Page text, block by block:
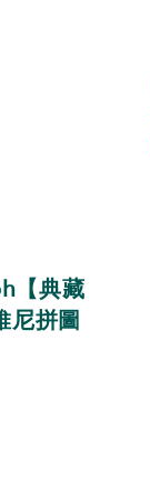
【典藏
尼拼圖